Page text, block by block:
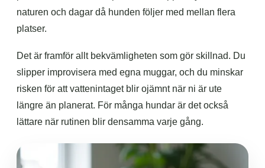
naturen och dagar då hunden följer med mellan flera
platser.
Det är framför allt bekvämligheten som gör skillnad. Du
slipper improvisera med egna muggar, och du minskar
risken för att vattenintaget blir ojämnt när ni är ute
längre än planerat. För många hundar är det också
lättare när rutinen blir densamma varje gång.